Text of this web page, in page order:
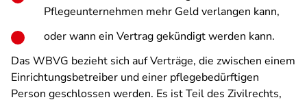
Pflegeunternehmen mehr Geld verlangen kann,
oder wann ein Vertrag gekündigt werden kann.
Das WBVG bezieht sich auf Verträge, die zwischen einem
Einrichtungsbetreiber und einer pflegebedürftigen
Person geschlossen werden. Es ist Teil des Zivilrechts,